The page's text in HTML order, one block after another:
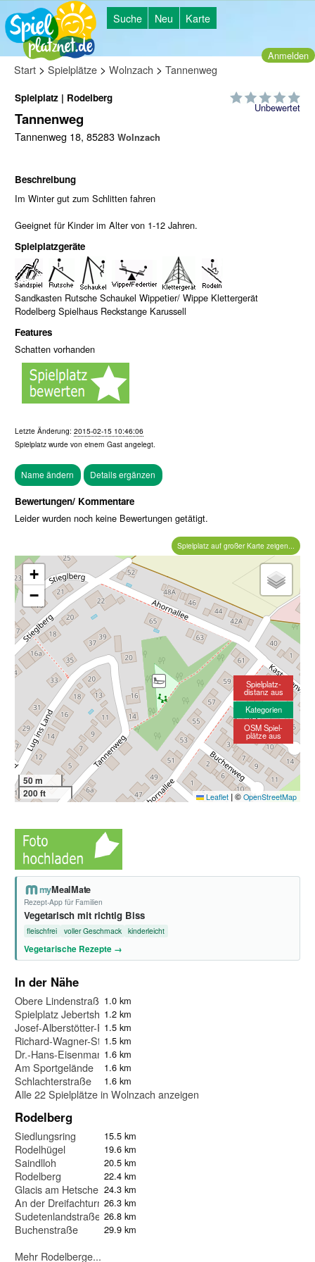
Suche Neu Karte
Anmelden
Start > Spielplätze > Wolnzach > Tannenweg
Unbewertet
Spielplatz | Rodelberg
Tannenweg
Tannenweg 18, 85283 Wolnzach
Beschreibung
Im Winter gut zum Schlitten fahren
Geeignet für Kinder im Alter von 1-12 Jahren.
Spielplatzgeräte
Sandkasten Rutsche Schaukel Wippetier/ Wippe Klettergerät
Rodelberg Spielhaus Reckstange Karussell
Features
Schatten vorhanden
Letzte Änderung: 2015-02-15 10:46:06
Spielplatz wurde von einem Gast angelegt.
Bewertungen/ Kommentare
Leider wurden noch keine Bewertungen getätigt.
Spielplatz auf großer Karte zeigen...
+
−
50 m
200 ft
Leaflet |© OpenStreetMap
Spielplatz-
distanz aus
Kategorien
OSM Spiel-
plätze aus
myMealMate
Rezept-App für Familien
Vegetarisch mit richtig Biss
fleischfrei voller Geschmack kinderleicht
Vegetarische Rezepte →
In der Nähe
Obere Lindenstraße 1.0 km
Spielplatz Jebertshausen
1.2 km
Josef-Alberstötter-Ring1.5 km
Richard-Wagner-Straße
1.5 km
Dr.-Hans-Eisenmann-Straße
1.6 km
Am Sportgelände 1.6 km
Schlachterstraße 1.6 km
Alle 22 Spielplätze in Wolnzach anzeigen
Rodelberg
Siedlungsring 15.5 km
Rodelhügel 19.6 km
Saindlloh 20.5 km
Rodelberg 22.4 km
Glacis am Hetschenweiher
24.3 km
An der Dreifachturnhalle
26.3 km
Sudetenlandstraße 26.8 km
Buchenstraße 29.9 km
Mehr Rodelberge...